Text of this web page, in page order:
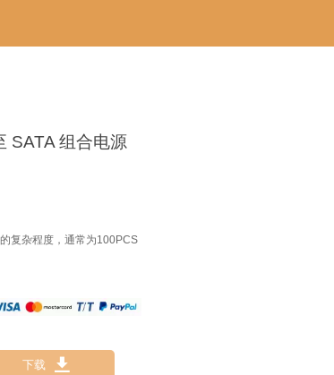
SATA 组合电源
复杂程度，通常为100PCS
下载 